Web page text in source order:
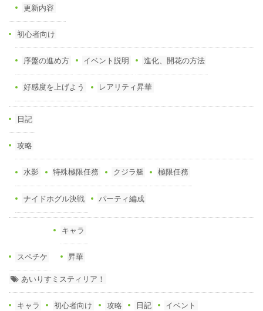
更新内容
初心者向け
序盤の進め方 イベント説明 進化、開花の方法
好感度を上げよう レアリティ昇華
日記
攻略
水影 特殊極限任務 クジラ艇 極限任務
ナイドホグル決戦 パーティ編成
スペチケ
キャラ
昇華
あいりすミスティリア！
キャラ 初心者向け 攻略 日記 イベント